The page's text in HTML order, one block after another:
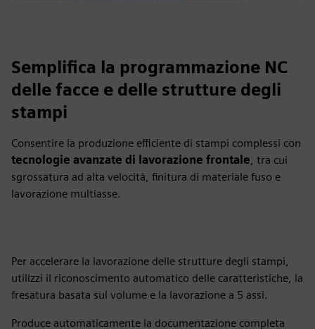
Semplifica la programmazione NC
delle facce e delle strutture degli
stampi
Consentire la produzione efficiente di stampi complessi con
tecnologie avanzate di lavorazione frontale , tra cui
sgrossatura ad alta velocità, finitura di materiale fuso e
lavorazione multiasse.
Per accelerare la lavorazione delle strutture degli stampi,
utilizzi il riconoscimento automatico delle caratteristiche, la
fresatura basata sul volume e la lavorazione a 5 assi.
Produce automaticamente la documentazione completa